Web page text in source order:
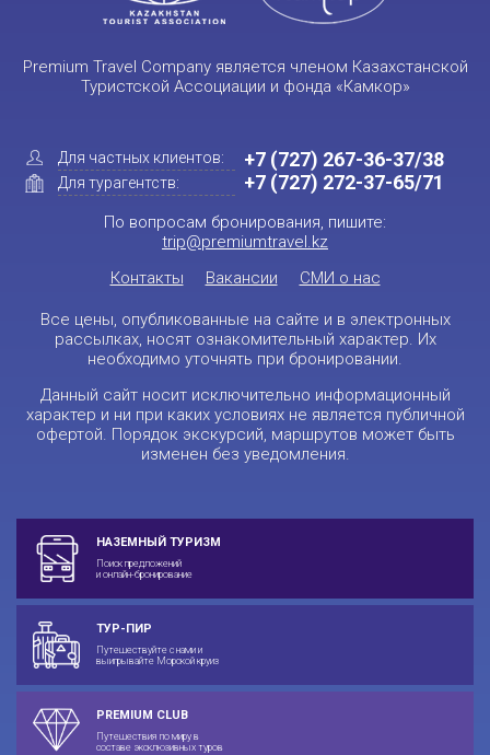
Premium Travel Company является членом Казахстанской
Туристской Ассоциации и фонда «Камкор»
Для частных клиентов:
Для турагентств:
+7 (727) 267-36-37/38
+7 (727) 272-37-65/71
По вопросам бронирования, пишите:
trip@premiumtravel.kz
Контакты
Вакансии СМИ о нас
Все цены, опубликованные на сайте и в электронных
рассылках, носят ознакомительный характер. Их
необходимо уточнять при бронировании.
Данный сайт носит исключительно информационный
характер и ни при каких условиях не является публичной
офертой. Порядок экскурсий, маршрутов может быть
изменен без уведомления.
НАЗЕМНЫЙ ТУРИЗМ
Поиск предложений
и онлайн-бронирование
ТУР-ПИР
Путешествуйте с нами и
выигрывайте Морской круиз
PREMIUM CLUB
Путешествия по миру в
составе эксклюзивных туров